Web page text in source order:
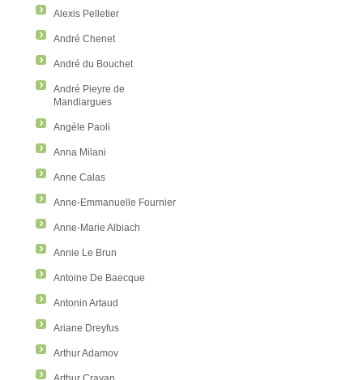
Alexis Pelletier
André Chenet
André du Bouchet
André Pieyre de
Mandiargues
Angèle Paoli
Anna Milani
Anne Calas
Anne-Emmanuelle Fournier
Anne-Marie Albiach
Annie Le Brun
Antoine De Baecque
Antonin Artaud
Ariane Dreyfus
Arthur Adamov